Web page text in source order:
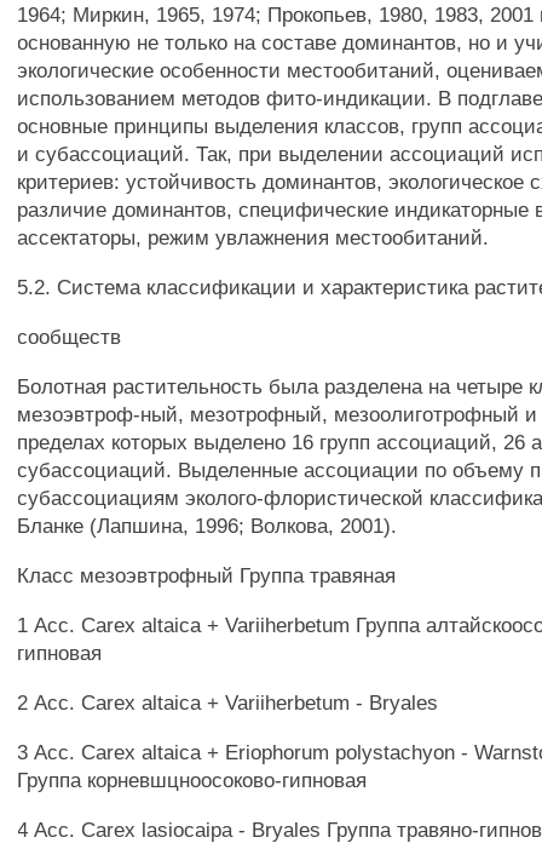
1964; Миркин, 1965, 1974; Прокопьев, 1980, 1983,
основанную не только на составе доминантов, но и
экологические особенности местообитаний,
использованием методов фито-индикации. В
основные принципы выделения классов, групп
и субассоциаций. Так, при выделении ассоциаций
критериев: устойчивость доминантов, экологическое
различие доминантов, специфические индикаторные
ассектаторы, режим увлажнения местообитаний.
5.2. Система классификации и характеристика
сообществ
Болотная растительность была разделена на четыре
мезоэвтроф-ный, мезотрофный, мезоолиготрофный
пределах которых выделено 16 групп ассоциаций, 26
субассоциаций. Выделенные ассоциации по объему
субассоциациям эколого-флористической
Бланке (Лапшина, 1996; Волкова, 2001).
Класс мезоэвтрофный Группа травяная
1 Асс. Carex altaica + Variiherbetum Группа
гипновая
2 Асс. Carex altaica + Variiherbetum - Bryales
3 Асс. Carex altaica + Eriophorum polystachyon -
Группа корневшцноосоково-гипновая
4 Асс. Carex lasiocaipa - Bryales Группа травяно-